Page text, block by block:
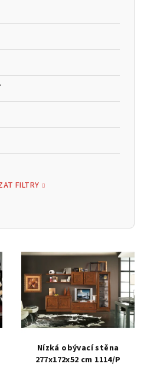
FILTRY
Nízká obývací stěna
277x172x52 cm 1114/P